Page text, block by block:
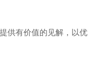
供有价值的见解，以优